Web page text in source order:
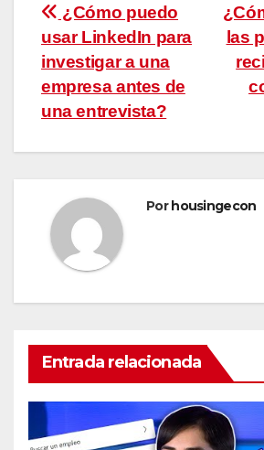
Navegación
de
entradas
las
¿Cómo puedo
usar LinkedIn para
investigar a una
empresa antes de
una entrevista?
Porhousingecon
Entrada relacionada